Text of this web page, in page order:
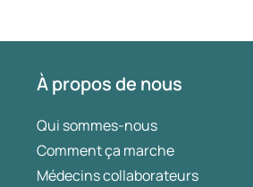
À propos de nous
Qui sommes-nous
Comment ça marche
Médecins collaborateurs